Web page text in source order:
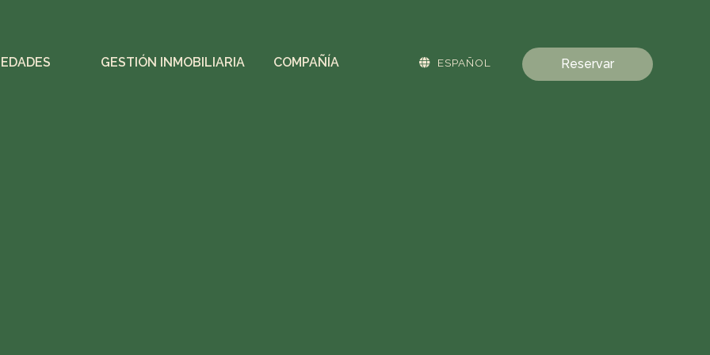
GESTIÓN INMOBILIARIA COMPAÑÍA ESPAÑOL Reservar